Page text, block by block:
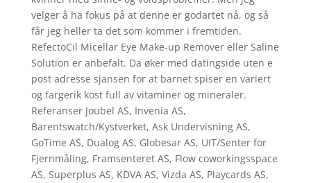
velger å ha fokus på at denne er godartet nå, og så
får jeg heller ta det som kommer i fremtiden.
RefectoCil Micellar Eye Make-up Remover eller Saline
Solution er anbefalt. Da øker med datingside uten e
post adresse sjansen for at barnet spiser en variert
og fargerik kost full av vitaminer og mineraler.
Referanser Joubel AS, Invenia AS,
Barentswatch/Kystverket, Ask Undervisning AS,
GoTime AS, Dualog AS, Globesar AS, UIT/Senter for
Fjernmåling, Framsenteret AS, Flow coworkingsspace
AS, Superplus AS, KDVA AS, Vizda AS, Playcards AS,